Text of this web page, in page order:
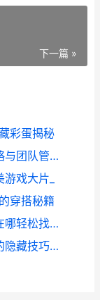
下一篇 »
彩蛋揭秘
逆水寒手游团长现状全解析：副本攻略与团队管理技巧
戏大片_
穿搭秘籍
逆水寒医师位置全解析：医师逆水寒在哪轻松找到
逆水寒庄园保龄球全攻略：新手必看的隐藏技巧与实战心得